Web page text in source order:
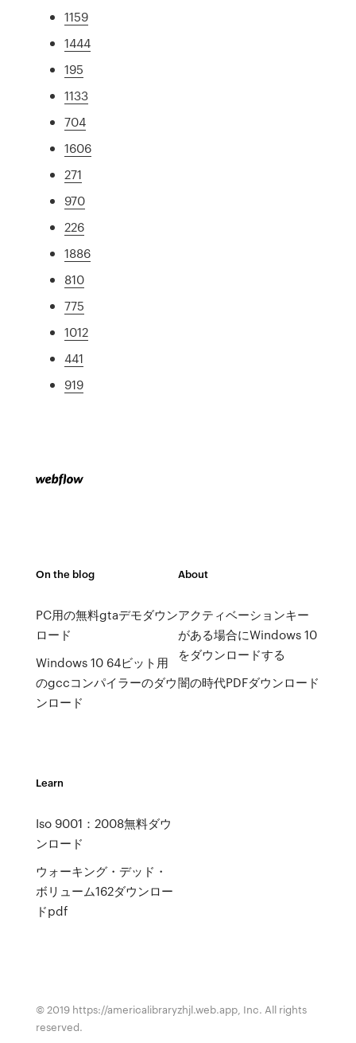
1159
1444
195
1133
704
1606
271
970
226
1886
810
775
1012
441
919
On the blog
PC用の無料gtaデモダウン
ロード
Windows 10 64ビット用
のgccコンパイラーのダウ
ンロード
About
アクティベーションキー
がある場合にWindows 10
をダウンロードする
闇の時代PDFダウンロード
Learn
Iso 9001：2008無料ダウ
ンロード
ウォーキング・デッド・
ボリューム162ダウンロー
ドpdf
© 2019 https://americalibraryzhjl.web.app, Inc. All rights
reserved.